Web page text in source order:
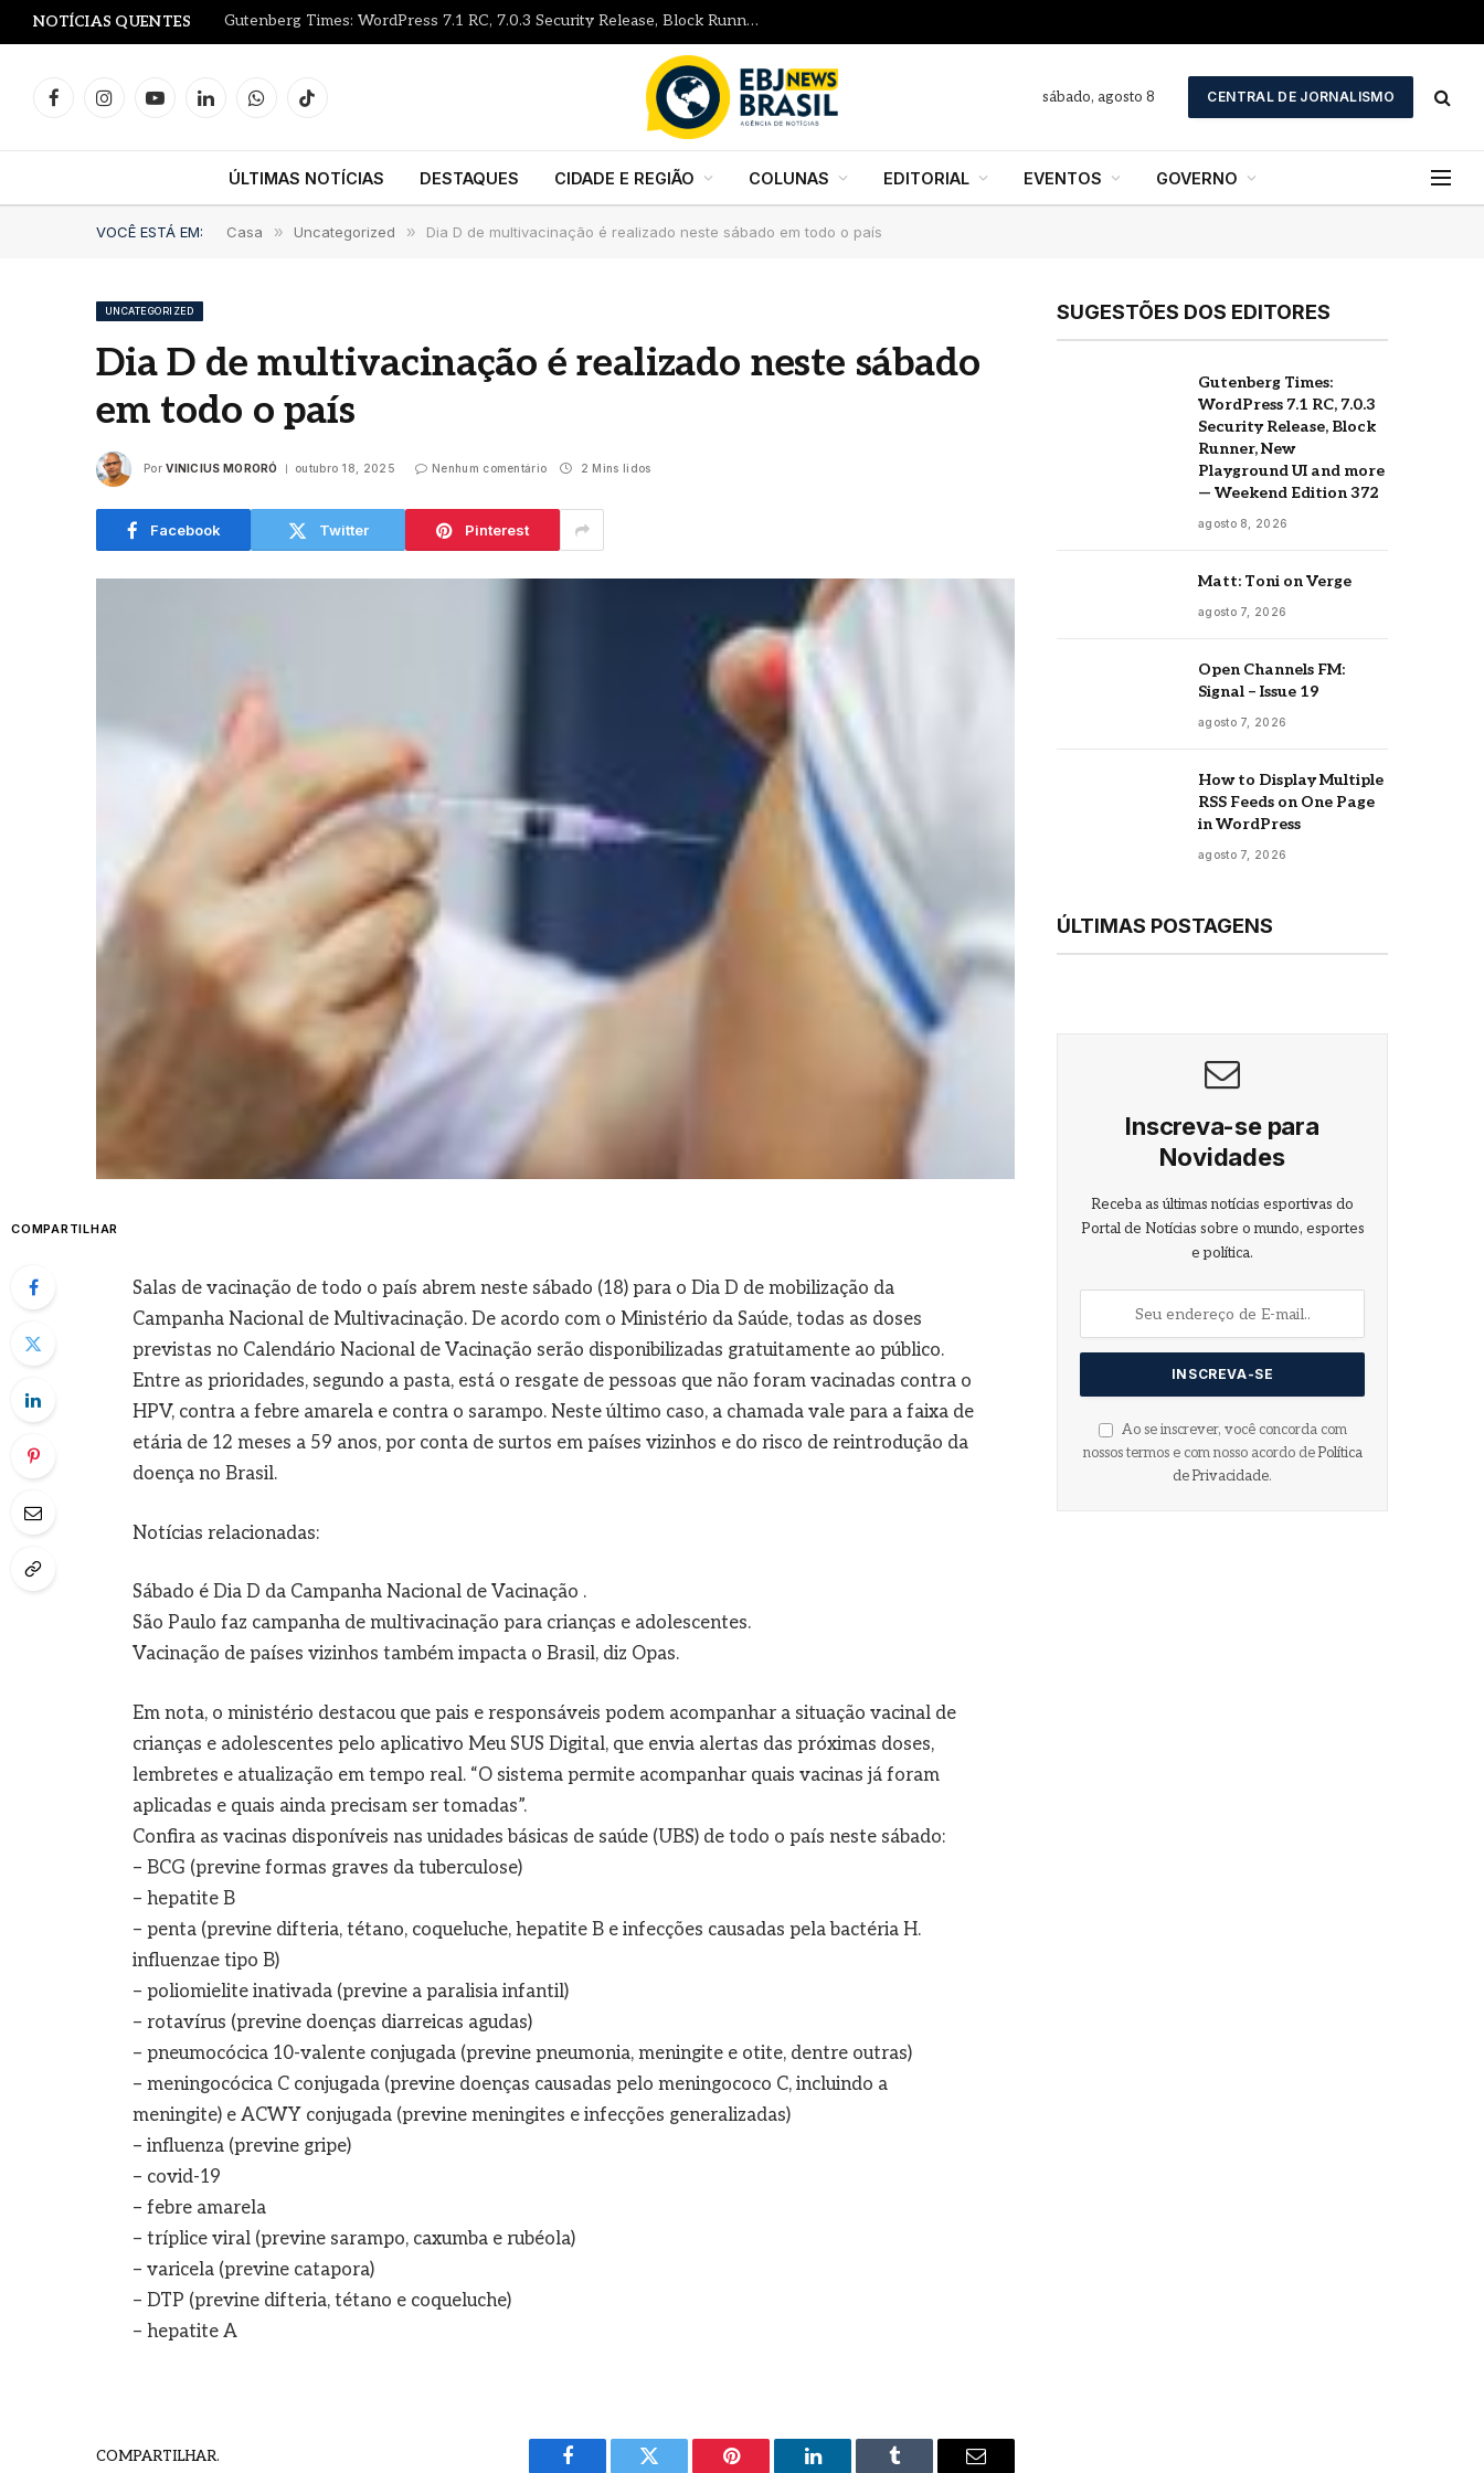
NOTÍCIAS QUENTES Gutenberg Times: WordPress 7.1 RC, 7.0.3 Security Release, Block Runner, New Playground UI and more — Weekend Edition 372
FacebookInstagramYouTubeLinkedInWhatsAppTikTok
sábado, agosto 8 CENTRAL DE JORNALISMO
ÚLTIMAS NOTÍCIAS DESTAQUES CIDADE E REGIÃO COLUNAS EDITORIAL EVENTOS GOVERNO
VOCÊ ESTÁ EM: Casa » Uncategorized » Dia D de multivacinação é realizado neste sábado em todo o país
UNCATEGORIZED
Dia D de multivacinação é realizado neste sábado
em todo o país
Por VINICIUS MORORÓ outubro 18, 2025 Nenhum comentário 2 Mins lidos
Facebook Twitter Pinterest
COMPARTILHAR
Salas de vacinação de todo o país abrem neste sábado (18) para o Dia D de mobilização da
Campanha Nacional de Multivacinação. De acordo com o Ministério da Saúde, todas as doses
previstas no Calendário Nacional de Vacinação serão disponibilizadas gratuitamente ao público.
Entre as prioridades, segundo a pasta, está o resgate de pessoas que não foram vacinadas contra o
HPV, contra a febre amarela e contra o sarampo. Neste último caso, a chamada vale para a faixa de
etária de 12 meses a 59 anos, por conta de surtos em países vizinhos e do risco de reintrodução da
doença no Brasil.
Notícias relacionadas:
Sábado é Dia D da Campanha Nacional de Vacinação .
São Paulo faz campanha de multivacinação para crianças e adolescentes.
Vacinação de países vizinhos também impacta o Brasil, diz Opas.
Em nota, o ministério destacou que pais e responsáveis podem acompanhar a situação vacinal de
crianças e adolescentes pelo aplicativo Meu SUS Digital, que envia alertas das próximas doses,
lembretes e atualização em tempo real. “O sistema permite acompanhar quais vacinas já foram
aplicadas e quais ainda precisam ser tomadas”.
Confira as vacinas disponíveis nas unidades básicas de saúde (UBS) de todo o país neste sábado:
– BCG (previne formas graves da tuberculose)
– hepatite B
– penta (previne difteria, tétano, coqueluche, hepatite B e infecções causadas pela bactéria H.
influenzae tipo B)
– poliomielite inativada (previne a paralisia infantil)
– rotavírus (previne doenças diarreicas agudas)
– pneumocócica 10-valente conjugada (previne pneumonia, meningite e otite, dentre outras)
– meningocócica C conjugada (previne doenças causadas pelo meningococo C, incluindo a
meningite) e ACWY conjugada (previne meningites e infecções generalizadas)
– influenza (previne gripe)
– covid-19
– febre amarela
– tríplice viral (previne sarampo, caxumba e rubéola)
– varicela (previne catapora)
– DTP (previne difteria, tétano e coqueluche)
– hepatite A
COMPARTILHAR.
SUGESTÕES DOS EDITORES
Gutenberg Times:
WordPress 7.1 RC, 7.0.3
Security Release, Block
Runner, New
Playground UI and more
— Weekend Edition 372
agosto 8, 2026
Matt: Toni on Verge
agosto 7, 2026
Open Channels FM:
Signal – Issue 19
agosto 7, 2026
How to Display Multiple
RSS Feeds on One Page
in WordPress
agosto 7, 2026
ÚLTIMAS POSTAGENS
Inscreva-se para
Novidades
Receba as últimas notícias esportivas do
Portal de Notícias sobre o mundo, esportes
e política.
Ao se inscrever, você concorda com
nossos termos e com nosso acordo de Política
de Privacidade.